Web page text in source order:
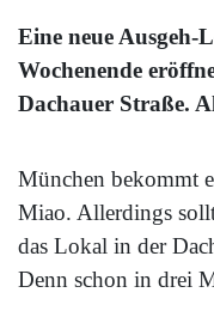
Eine neue
Wochenende
Dachauer Straße.
München bekommt
Miao. Allerdings
das Lokal in der
Denn schon in drei